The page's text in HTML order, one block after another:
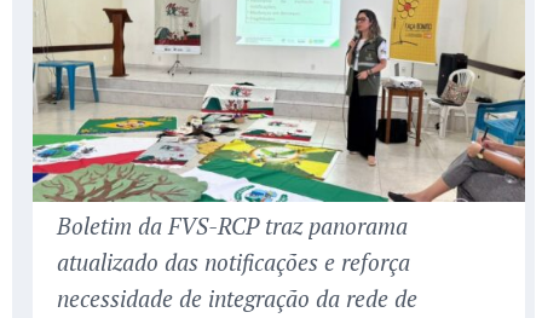
Boletim da FVS-RCP traz panorama
atualizado das notificações e reforça
necessidade de integração da rede de